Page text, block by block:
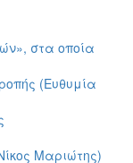
στα οποία
(Ευθυμία
Μαριώτης)